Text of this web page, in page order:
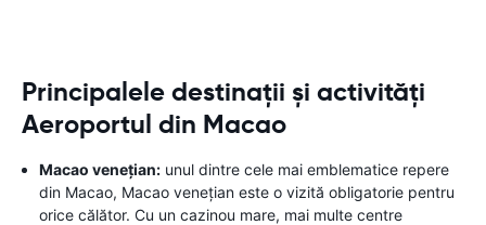
Principalele destinații și activități
Aeroportul din Macao
Macao venețian: unul dintre cele mai emblematice repere
din Macao, Macao venețian este o vizită obligatorie pentru
orice călător. Cu un cazinou mare, mai multe centre